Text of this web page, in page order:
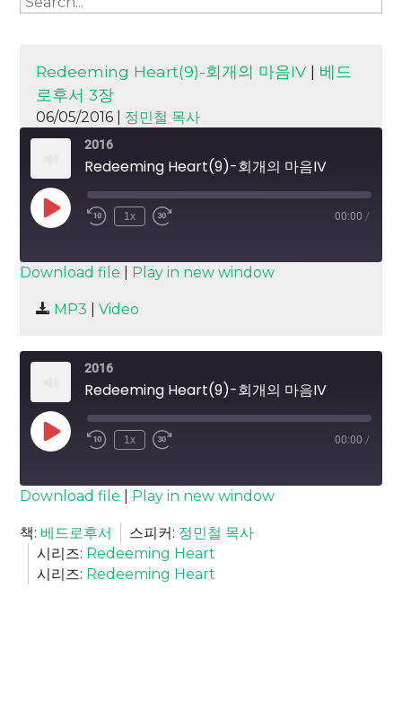
Redeeming Heart(9)-회개의 마음IV | 베드
로후서 3장
06/05/2016 | 정민철 목사
2016
Redeeming Heart(9)-회개의 마음IV
Play
Episode
1x 00:00 /
SUBSCRIBE
RSS FEED
SHARE
Download file Play in new window
MP3 Video
2016
Redeeming Heart(9)-회개의 마음IV
Play
Episode
1x 00:00 /
SUBSCRIBE
RSS FEED
SHARE
LINK
Download file Play in new window
책: 베드로후서 스피커: 정민철 목사
시리즈: Redeeming Heart
시리즈: Redeeming Heart